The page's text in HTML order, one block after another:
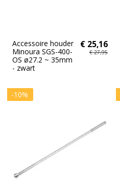
Accessoire houder
Minoura SGS-400-
OS ø27.2 ~ 35mm
- zwart
€ 25,16
€ 27,95
-10%